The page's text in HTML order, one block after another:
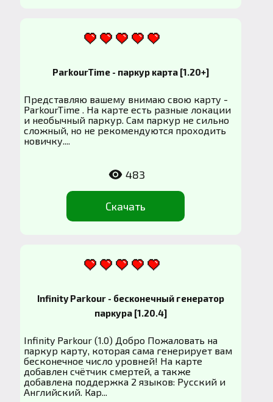
ParkourTime - паркур карта [1.20+]
Представляю вашему внимаю свою карту -
ParkourTime . На карте есть разные локации
и необычный паркур. Сам паркур не сильно
сложный, но не рекомендуются проходить
новичку....
Скачать
483
Infinity Parkour - бесконечный генератор
паркура [1.20.4]
Infinity Parkour (1.0) Добро Пожаловать на
паркур карту, которая сама генерирует вам
бесконечное число уровней! На карте
добавлен счётчик смертей, а также
добавлена поддержка 2 языков: Русский и
Английский. Кар...